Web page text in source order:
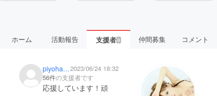
ホーム 活動報告 支援者9 仲間募集 コメント
piyoharu11032023/06/24 18:32
56件の支援者です
応援しています！頑